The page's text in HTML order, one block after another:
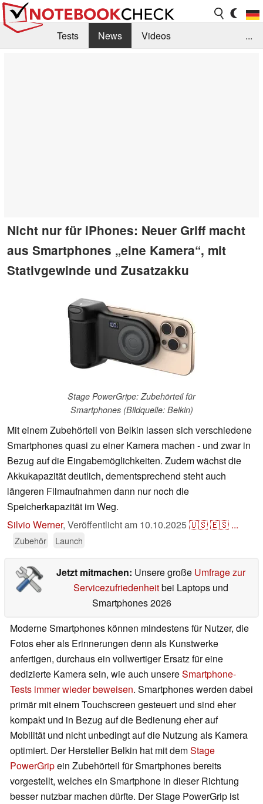
Tests News
Videos
...
Nicht nur für iPhones: Neuer Griff macht
aus Smartphones „eine Kamera“, mit
Stativgewinde und Zusatzakku
Stage PowerGripe: Zubehörteil für
Smartphones (Bildquelle: Belkin)
Mit einem Zubehörteil von Belkin lassen sich verschiedene
Smartphones quasi zu einer Kamera machen - und zwar in
Bezug auf die Eingabemöglichkeiten. Zudem wächst die
Akkukapazität deutlich, dementsprechend steht auch
längeren Filmaufnahmen dann nur noch die
Speicherkapazität im Weg.
Silvio Werner, Veröffentlicht am 10.10.2025🇺🇸🇪🇸 ...
Zubehör Launch
Jetzt mitmachen: Unsere große Umfrage zur
Servicezufriedenheitbei Laptops und
Smartphones 2026
Moderne Smartphones können mindestens für Nutzer, die
Fotos eher als Erinnerungen denn als Kunstwerke
anfertigen, durchaus ein vollwertiger Ersatz für eine
dedizierte Kamera sein, wie auch unsereSmartphone-
Tests immer wieder beweisen. Smartphones werden dabei
primär mit einem Touchscreen gesteuert und sind eher
kompakt und in Bezug auf die Bedienung eher auf
Mobilität und nicht unbedingt auf die Nutzung als Kamera
optimiert. Der Hersteller Belkin hat mit demStage
PowerGripein Zubehörteil für Smartphones bereits
vorgestellt, welches ein Smartphone in dieser Richtung
besser nutzbar machen dürfte. Der Stage PowerGrip ist